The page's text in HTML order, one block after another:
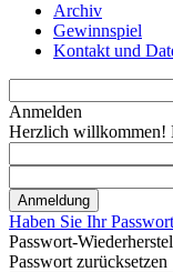
Archiv
Gewinnspiel
Kontakt und
Anmelden
Herzlich willkommen!
Haben Sie Ihr
Passwort-
Passwort zurücksetzen